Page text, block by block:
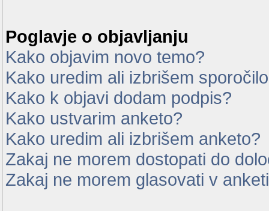
Poglavje o objavljanju
Kako objavim novo temo?
Kako uredim ali izbrišem
Kako k objavi dodam podpis?
Kako ustvarim anketo?
Kako uredim ali izbrišem anketo?
Zakaj ne morem dostopati do
Zakaj ne morem glasovati v